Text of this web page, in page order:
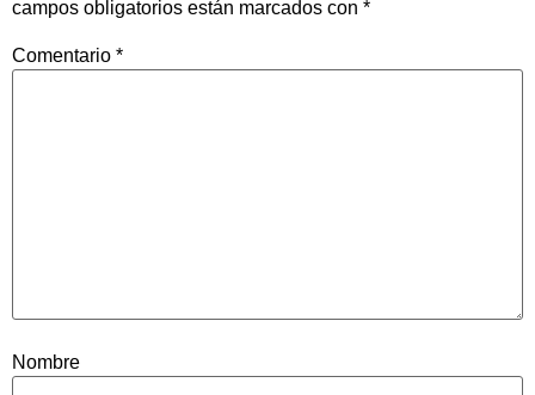
campos obligatorios están marcados con *
Comentario *
Nombre